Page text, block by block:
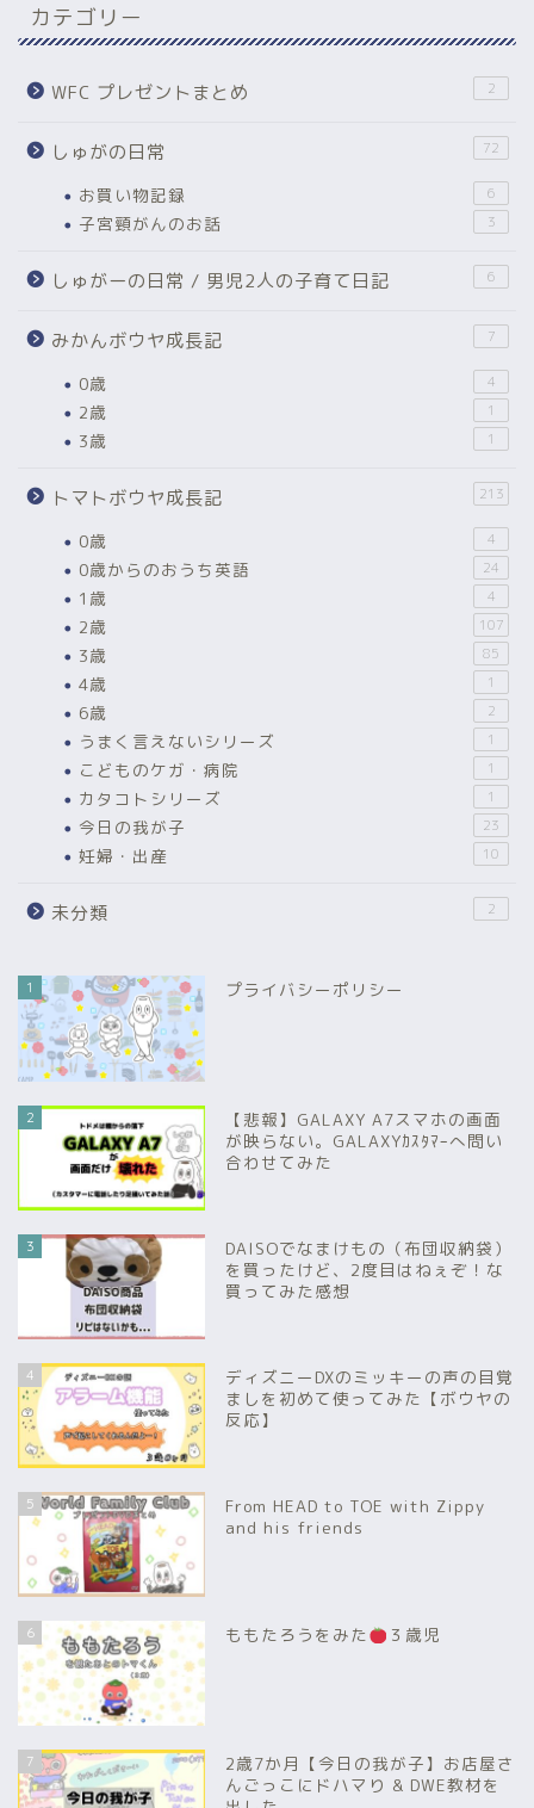
カテゴリー
WFC プレゼントまとめ 2
しゅがの日常 72
お買い物記録 6
子宮頸がんのお話 3
しゅがーの日常 / 男児2人の子育て日記 6
みかんボウヤ成長記 7
0歳 4
2歳 1
3歳 1
トマトボウヤ成長記 213
0歳 4
0歳からのおうち英語 24
1歳 4
2歳 107
3歳 85
4歳 1
6歳 2
うまく言えないシリーズ 1
こどものケガ・病院 1
カタコトシリーズ 1
今日の我が子 23
妊婦・出産 10
未分類 2
1 プライバシーポリシー
2
【悲報】GALAXY A7スマホの画面
が映らない。GALAXYｶｽﾀﾏｰへ問い
合わせてみた
3
DAISOでなまけもの（布団収納袋）
を買ったけど、2度目はねぇぞ！な
買ってみた感想
4
ディズニーDXのミッキーの声の目覚
ましを初めて使ってみた【ボウヤの
反応】
5
From HEAD to TOE with Zippy
and his friends
6 ももたろうをみた ３歳児
7
2歳7か月【今日の我が子】お店屋さ
んごっこにドハマり & DWE教材を